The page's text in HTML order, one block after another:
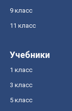
9 класс
11 класс
Учебники
1 класс
3 класс
5 класс